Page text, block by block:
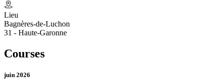
Lieu
Bagnères-de-Luchon
31 - Haute-Garonne
Courses
juin 2026